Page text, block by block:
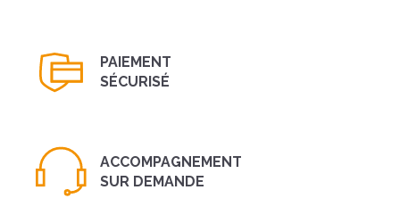
PAIEMENT
SÉCURISÉ
ACCOMPAGNEMENT
SUR DEMANDE